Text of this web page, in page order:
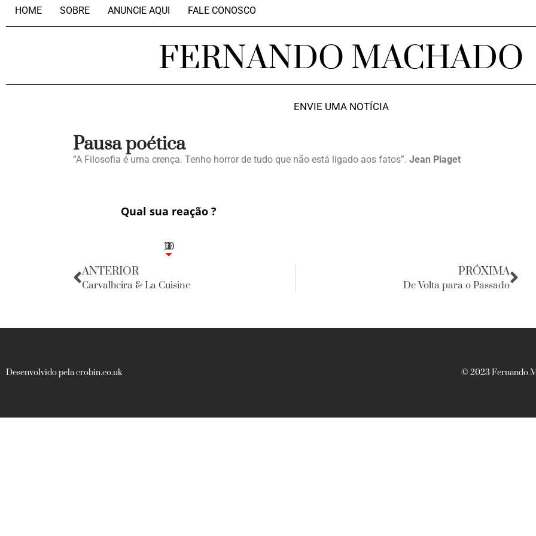
HOME SOBRE ANUNCIE AQUI FALE CONOSCO
FERNANDO MACHADO
ENVIE UMA NOTÍCIA
Pausa poética
“A Filosofia é uma crença. Tenho horror de tudo que não está ligado aos fatos”. Jean Piaget
Qual sua reação ?
3
1
1
2
10
ANTERIOR
Carvalheira & La Cuisine
PRÓXIMA
De Volta para o Passado
Desenvolvido pela crobin.co.uk © 2023 Fernando